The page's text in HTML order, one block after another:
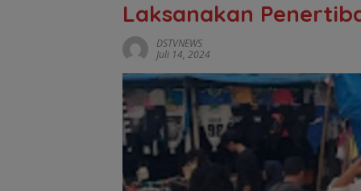
Laksanakan
DSTVNEWS
Juli 14, 2024